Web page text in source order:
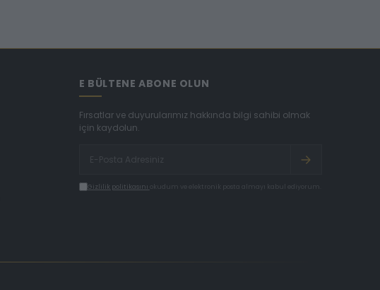
E BÜLTENE ABONE OLUN
Fırsatlar ve duyurularımız hakkında bilgi sahibi olmak
için kaydolun.
Gizlilik politikasını okudum ve elektronik posta almayı kabul ediyorum.